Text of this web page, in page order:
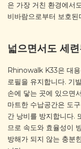
은 가장 거친 환경에서
비바람으로부터 보호
넓으면서도 세
Rhinowalk K33은 대
로필을 유지합니다. 기
손에 닿는 곳에 있으면
마트한 수납공간은 도
간 낭비를 방지합니다.
므로 속도와 효율성이
방해가 되지 않는 충분